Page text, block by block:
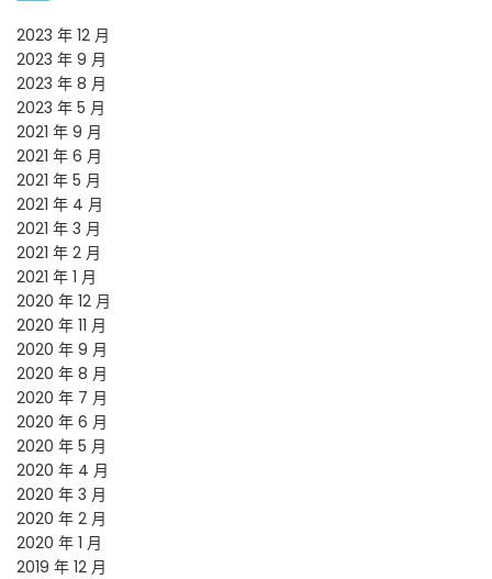
2023 年 12 月
2023 年 9 月
2023 年 8 月
2023 年 5 月
2021 年 9 月
2021 年 6 月
2021 年 5 月
2021 年 4 月
2021 年 3 月
2021 年 2 月
2021 年 1 月
2020 年 12 月
2020 年 11 月
2020 年 9 月
2020 年 8 月
2020 年 7 月
2020 年 6 月
2020 年 5 月
2020 年 4 月
2020 年 3 月
2020 年 2 月
2020 年 1 月
2019 年 12 月